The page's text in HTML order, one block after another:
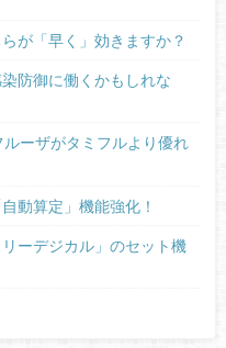
が「早く」効きますか？
防御に働くかもしれな
ーザがタミフルより優れ
動算定」機能強化！
ーデジカル」のセット機